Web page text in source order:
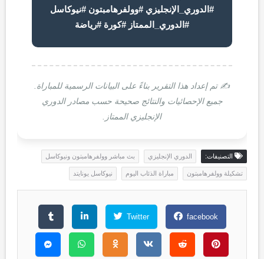
#الدوري_الإنجليزي #وولفرهامبتون #نيوكاسل
#الدوري_الممتاز #كورة #رياضة
✍️ تم إعداد هذا التقرير بناءً على البيانات الرسمية للمباراة.
جميع الإحصائيات والنتائج صحيحة حسب مصادر الدوري
الإنجليزي الممتاز.
التصنيفات: الدوري الإنجليزي بث مباشر وولفرهامبتون ونيوكاسل
تشكيلة وولفرهامبتون مباراة الذئاب اليوم نيوكاسل يونايتد
facebook
Twitter